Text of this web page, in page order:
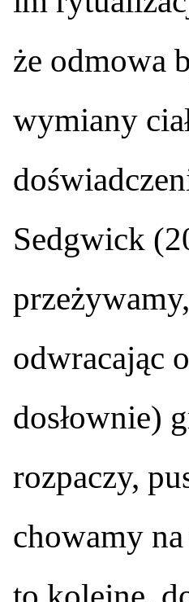
że odmowa
wymiany
Sedgwick
odwracając
dosłownie)
rozpaczy,
chowamy na